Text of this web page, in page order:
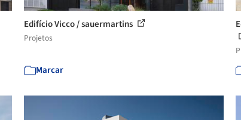
Edifício Vicco / sauermartins
Projetos
Marcar